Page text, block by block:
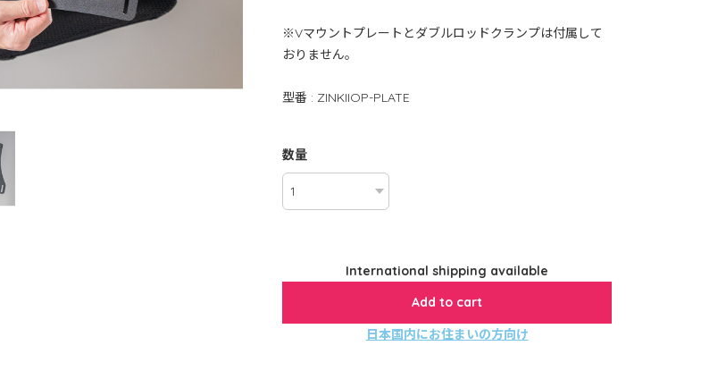
※Vマウントプレートとダブルロッドクランプは付属して
おりません。
型番 : ZINKIIOP-PLATE
数量
International shipping available
Add to cart
日本国内にお住まいの方向け